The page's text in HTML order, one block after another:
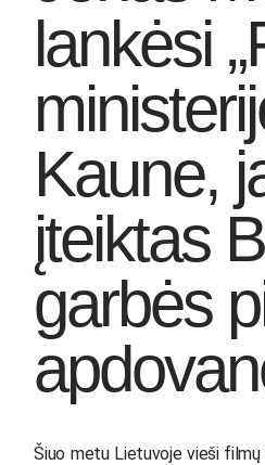
lankėsi
Kaune,
įteiktas
garbės
Šiuo metu Lietuvoje vieši filmų